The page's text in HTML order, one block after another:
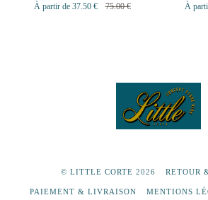
À partir de 37.50 € 75.00 € À
© LITTLE CORTE 2026 RETOUR
PAIEMENT & LIVRAISON MENTIONS